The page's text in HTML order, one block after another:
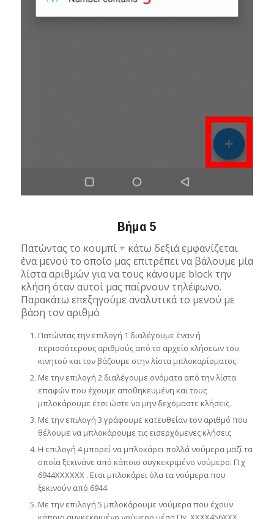
Βήμα 5
Πατώντας το κουμπί + κάτω δεξιά εμφανίζεται
ένα μενού το οποίο μας επιτρέπει να βάλουμε μία
λίστα αριθμών για να τους κάνουμε block την
κλήση όταν αυτοί μας παίρνουν τηλέφωνο.
Παρακάτω επεξηγούμε αναλυτικά το μενού με
βάση τον αριθμό
Πατώντας την επιλογή 1 διαλέγουμε έναν ή
περισσότερους αριθμούς από το αρχείο κλήσεων του
κινητού και τον βάζουμε στην λίστα μπλοκαρίσματος.
Με την επιλογή 2 διαλέγουμε ονόματα από την λίστα
επαφών που έχουμε αποθηκευμένη και τους
μπλοκάρουμε έτσι ώστε να μην δεχόμαστε κλήσεις.
Με την επιλογή 3 γράφουμε κατευθείαν τον αριθμό που
θέλουμε να μπλοκάρουμε τις εισερχόμενες κλήσεις
Η επιλογή 4 μπορεί να μπλοκάρει πολλά νούμερα μαζί τα
οποία ξεκινάνε από κάποιο συγκεκριμένο νούμερο. Π.χ
6944ΧΧΧΧΧΧ . Ετσι μπλοκάρει όλα τα νούμερα που
ξεκινούν από 6944
Με την επιλογή 5 μπλοκάρουμε νούμερα που έχουν